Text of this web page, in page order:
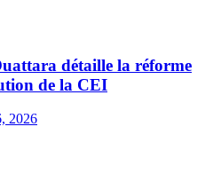
détaille la réforme
de la CEI
2026